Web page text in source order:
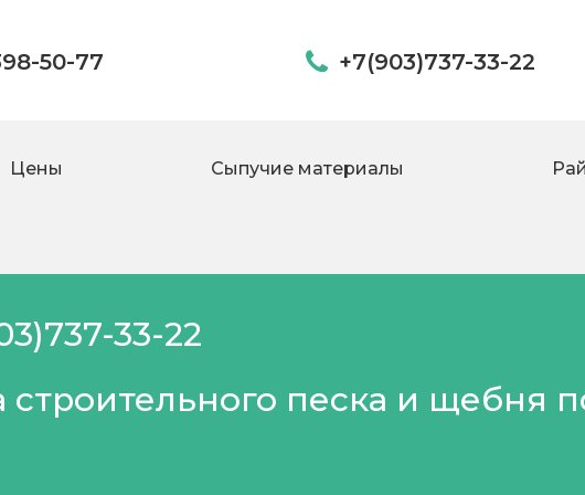
50-77 +7(903)737-33-22
Цены Сыпучие материалы
33-22
песка и щебня